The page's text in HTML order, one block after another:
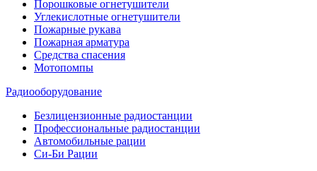
Порошковые огнетушители
Углекислотные огнетушители
Пожарные рукава
Пожарная арматура
Средства спасения
Мотопомпы
Радиооборудование
Безлицензионные радиостанции
Профессиональные радиостанции
Автомобильные рации
Си-Би Рации